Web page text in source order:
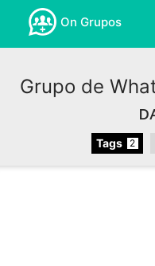
On Grupos
Grupo de
Tags 2